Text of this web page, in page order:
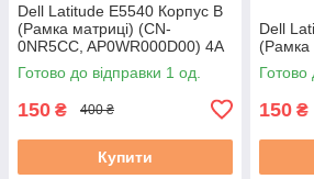
Dell Latitude E5540 Корпус B
(Рамка матриці) (CN-
0NR5CC, AP0WR000D00) 4A
б/в #
Готово до відправки 1 од.
150 ₴ 400 ₴
Купити
Dell
(Рамка
Готово
150 ₴